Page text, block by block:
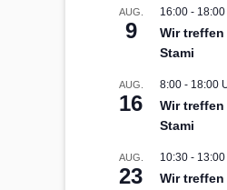
AUG.
9
16:00 - 18:00
Wir
Stami
AUG.
16
8:00 - 18:00
Wir
Stami
AUG.
23
10:30 - 13:00
Wir